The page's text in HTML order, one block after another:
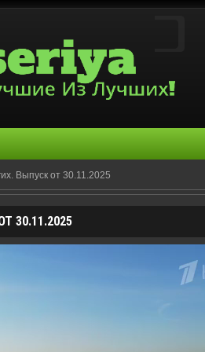
Выпуск от 30.11.2025
30.11.2025